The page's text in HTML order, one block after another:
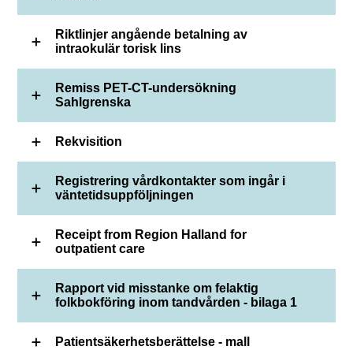
Riktlinjer angående betalning av
intraokulär torisk lins
Remiss PET-CT-undersökning
Sahlgrenska
Rekvisition
Registrering vårdkontakter som ingår i
väntetidsuppföljningen
Receipt from Region Halland for
outpatient care
Rapport vid misstanke om felaktig
folkbokföring inom tandvården - bilaga 1
Patientsäkerhetsberättelse - mall